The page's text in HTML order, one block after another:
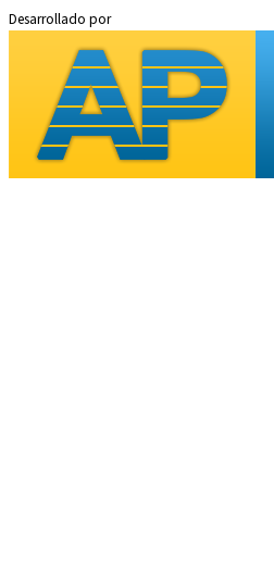
Desarrollado por